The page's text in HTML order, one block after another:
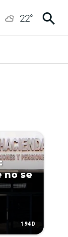
22°
no se
194D